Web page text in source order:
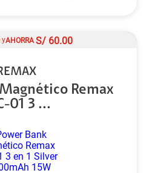
yAHORRA S/ 60.00
Remax
01 3 ...